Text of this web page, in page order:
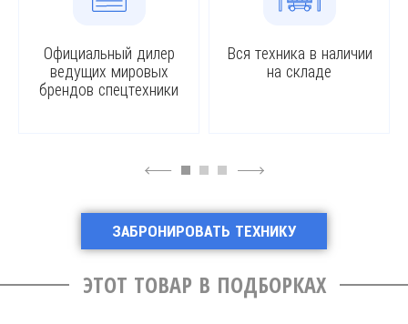
Официальный дилер
ведущих мировых
брендов спецтехники
Вся техника в наличии
на складе
4 6
ЗАБРОНИРОВАТЬ ТЕХНИКУ
ЭТОТ ТОВАР В ПОДБОРКАХ